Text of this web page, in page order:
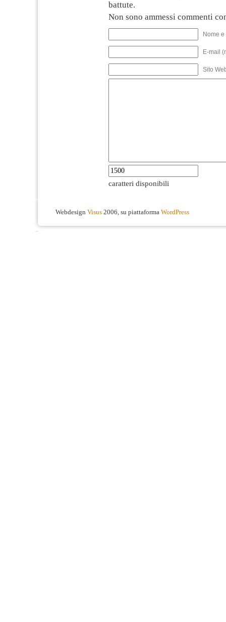
battute.
Non sono ammessi commenti
Nome
E-mail
Sito
caratteri disponibili
Webdesign Visus 2006, su piattaforma WordPress